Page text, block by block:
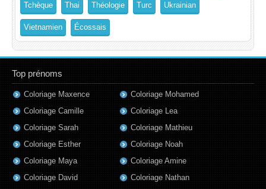
Tchèque Thai Théologie Turc Ukrainian
Vietnamien Écossais
Top prénoms
Coloriage Maxence
Coloriage Camille
Coloriage Sarah
Coloriage Esther
Coloriage Maya
Coloriage David
Coloriage Mohamed
Coloriage Lea
Coloriage Mathieu
Coloriage Noah
Coloriage Amine
Coloriage Nathan